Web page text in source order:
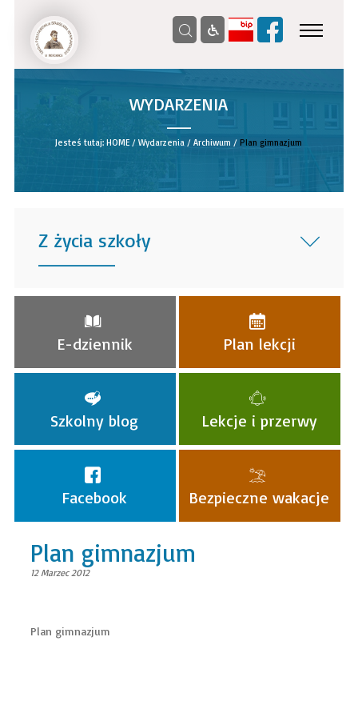
WYDARZENIA
__
Jesteś tutaj:HOME /Wydarzenia /Archiwum /Plan gimnazjum
Z życia szkoły
______
E-dziennik Plan lekcji
Szkolny blog Lekcje i przerwy
Facebook Bezpieczne wakacje
Plan gimnazjum
12 Marzec 2012
Plan gimnazjum